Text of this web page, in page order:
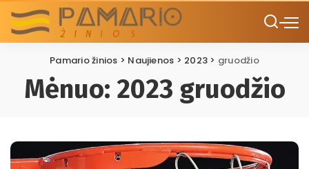
Pamario žinios > Naujienos > 2023 > gruodžio
Mėnuo: 2023 gruodžio